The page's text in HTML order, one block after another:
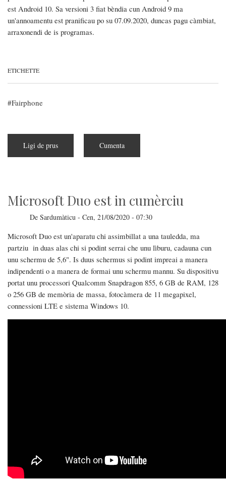
est Android 10. Sa versioni 3 fiat bèndia cun Android 9 ma
un'annoamentu est pranificau po su 07.09.2020, duncas pagu càmbiat,
arraxonendi de is programas.
ETICHETTE
Fairphone
Ligi de prus
de
Cumenta
Microsoft Duo est in cumèrciu
De Sardumàticu - Cen, 21/08/2020 - 07:30
Microsoft Duo est un'aparatu chi assimbillat a una tauledda, ma
partziu in duas alas chi si podint serrai che unu lìburu, cadauna cun
unu schermu de 5,6". Is duus schermus si podint impreai a manera
indipendenti o a manera de formai unu schermu mannu. Su dispositivu
portat unu processori Qualcomm Snapdragon 855, 6 GB de RAM, 128
o 256 GB de memòria de massa, fotocàmera de 11 megapixel,
connessioni LTE e sistema Windows 10.